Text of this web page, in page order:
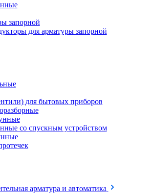
запорной
для арматуры запорной
для бытовых приборов
со спускным устройством
арматура и автоматика